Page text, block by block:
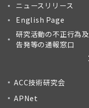
ニュースリリース
English Page
研究活動の不正行為
告発等の通報窓口
ACC技術研究会
APNet